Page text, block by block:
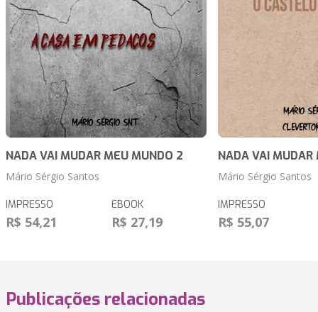
NADA VAI MUDAR MEU MUNDO 2
Mário Sérgio Santos
IMPRESSO
R$ 54,21
EBOOK
R$ 27,19
NADA VAI MUDAR
Mário Sérgio Santos
IMPRESSO
R$ 55,07
Publicações relacionadas